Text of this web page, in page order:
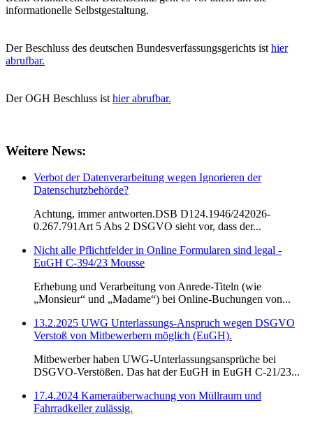
informationelle Selbstgestaltung.
Der Beschluss des deutschen Bundesverfassungsgerichts ist hier
abrufbar.
Der OGH Beschluss ist hier abrufbar.
Weitere News:
Verbot der Datenverarbeitung wegen Ignorieren der
Datenschutzbehörde?
Achtung, immer antworten.DSB D124.1946/242026-
0.267.791Art 5 Abs 2 DSGVO sieht vor, dass der...
Nicht alle Pflichtfelder in Online Formularen sind legal -
EuGH C-394/23 Mousse
Erhebung und Verarbeitung von Anrede-Titeln (wie
„Monsieur“ und „Madame“) bei Online-Buchungen von...
13.2.2025 UWG Unterlassungs-Anspruch wegen DSGVO
Verstoß von Mitbewerbern möglich (EuGH).
Mitbewerber haben UWG-Unterlassungsansprüche bei
DSGVO-Verstößen. Das hat der EuGH in EuGH C‑21/23...
17.4.2024 Kameraüberwachung von Müllraum und
Fahrradkeller zulässig.